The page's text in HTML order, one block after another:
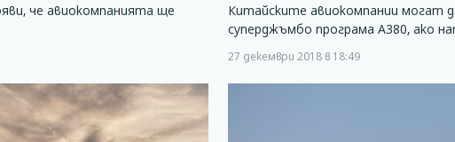
че авиокомпанията ще
Китайските авиокомпании могат
суперджъмбо програма А380, ако
27 декември 2018 в 18:49